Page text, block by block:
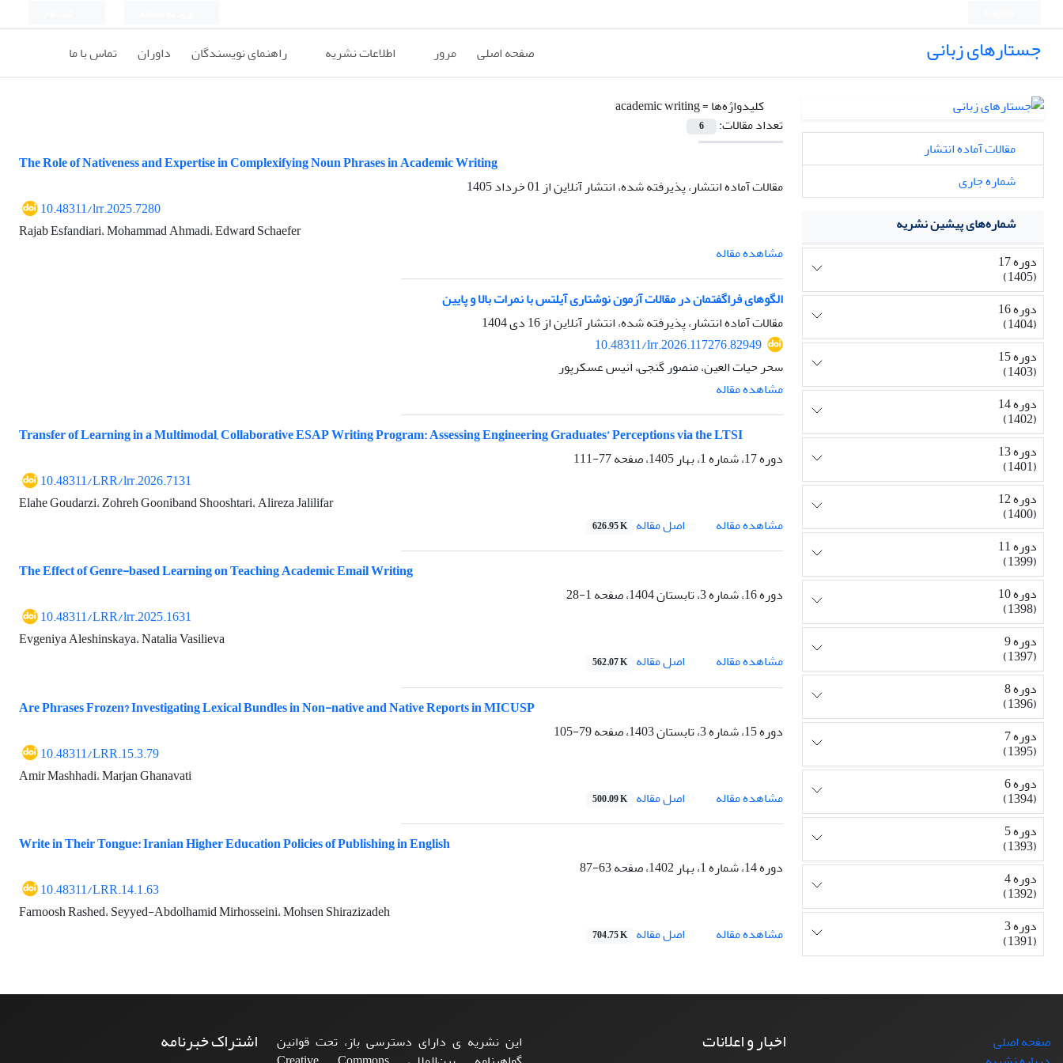
جستارهای زبانی صفحه اصلی مرور اطلاعات نشریه راهنمای نویسندگان داوران تماس با ما
کلیدواژه‌ها =academic writing
تعداد مقالات:
6
The Role of Nativeness and Expertise in Complexifying Noun Phrases in Academic Writing
مقالات آماده انتشار، پذیرفته شده، انتشار آنلاین از01 خرداد 1405
10.48311/lrr.2025.7280
Rajab Esfandiari، Mohammad Ahmadi، Edward Schaefer
مشاهده مقاله
الگوهای فراگفتمان در مقالات آزمون نوشتاری آیلتس با نمرات بالا و پایین
مقالات آماده انتشار، پذیرفته شده، انتشار آنلاین از16 دی 1404
10.48311/lrr.2026.117276.82949
سحر حیات العین، منصور گنجی، انیس عسکرپور
مشاهده مقاله
Transfer of Learning in a Multimodal, Collaborative ESAP Writing Program: Assessing Engineering Graduates’ Perceptions via the LTSI
دوره 17، شماره 1، بهار 1405، صفحه
77-111
10.48311/LRR/lrr.2026.7131
Elahe Goudarzi، Zohreh Gooniband Shooshtari، Alireza Jalilifar
مشاهده مقاله
اصل مقاله 626.95 K
The Effect of Genre-based Learning on Teaching Academic Email Writing
دوره 16، شماره 3، تابستان 1404، صفحه
1-28
10.48311/LRR/lrr.2025.1631
Evgeniya Aleshinskaya، Natalia Vasilieva
مشاهده مقاله
اصل مقاله 562.07 K
Are Phrases Frozen? Investigating Lexical Bundles in Non-native and Native Reports in MICUSP
دوره 15، شماره 3، تابستان 1403، صفحه
79-105
10.48311/LRR.15.3.79
Amir Mashhadi، Marjan Ghanavati
مشاهده مقاله
اصل مقاله 500.09 K
Write in Their Tongue: Iranian Higher Education Policies of Publishing in English
دوره 14، شماره 1، بهار 1402، صفحه
63-87
10.48311/LRR.14.1.63
Farnoosh Rashed، Seyyed-Abdolhamid Mirhosseini، Mohsen Shirazizadeh
مشاهده مقاله
اصل مقاله 704.75 K
مقالات آماده انتشار
شماره جاری
شماره‌های پیشین نشریه
دوره 17
(1405)
دوره 16
(1404)
دوره 15
(1403)
دوره 14
(1402)
دوره 13
(1401)
دوره 12
(1400)
دوره 11
(1399)
دوره 10
(1398)
دوره 9
(1397)
دوره 8
(1396)
دوره 7
(1395)
دوره 6
(1394)
دوره 5
(1393)
دوره 4
(1392)
دوره 3
(1391)
صفحه اصلی
اخبار و اعلانات
این نشریه ی دارای دسترسی باز، تحت قوانین
اشتراک خبرنامه